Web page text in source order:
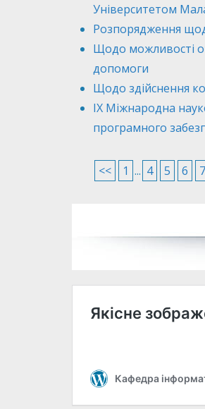
Університетом
Розпорядження
Щодо можливості
допомоги
Щодо здійснення
IX Міжнародна
програмного
<< 1 ... 4 5 6 7